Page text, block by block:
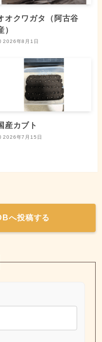
オクワガタ（阿古谷
）
2026年8月1日
産カブト
2026年7月15日
へ投稿する